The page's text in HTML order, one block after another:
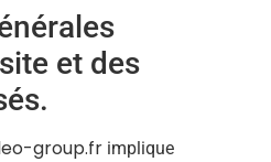
et des
group.fr implique